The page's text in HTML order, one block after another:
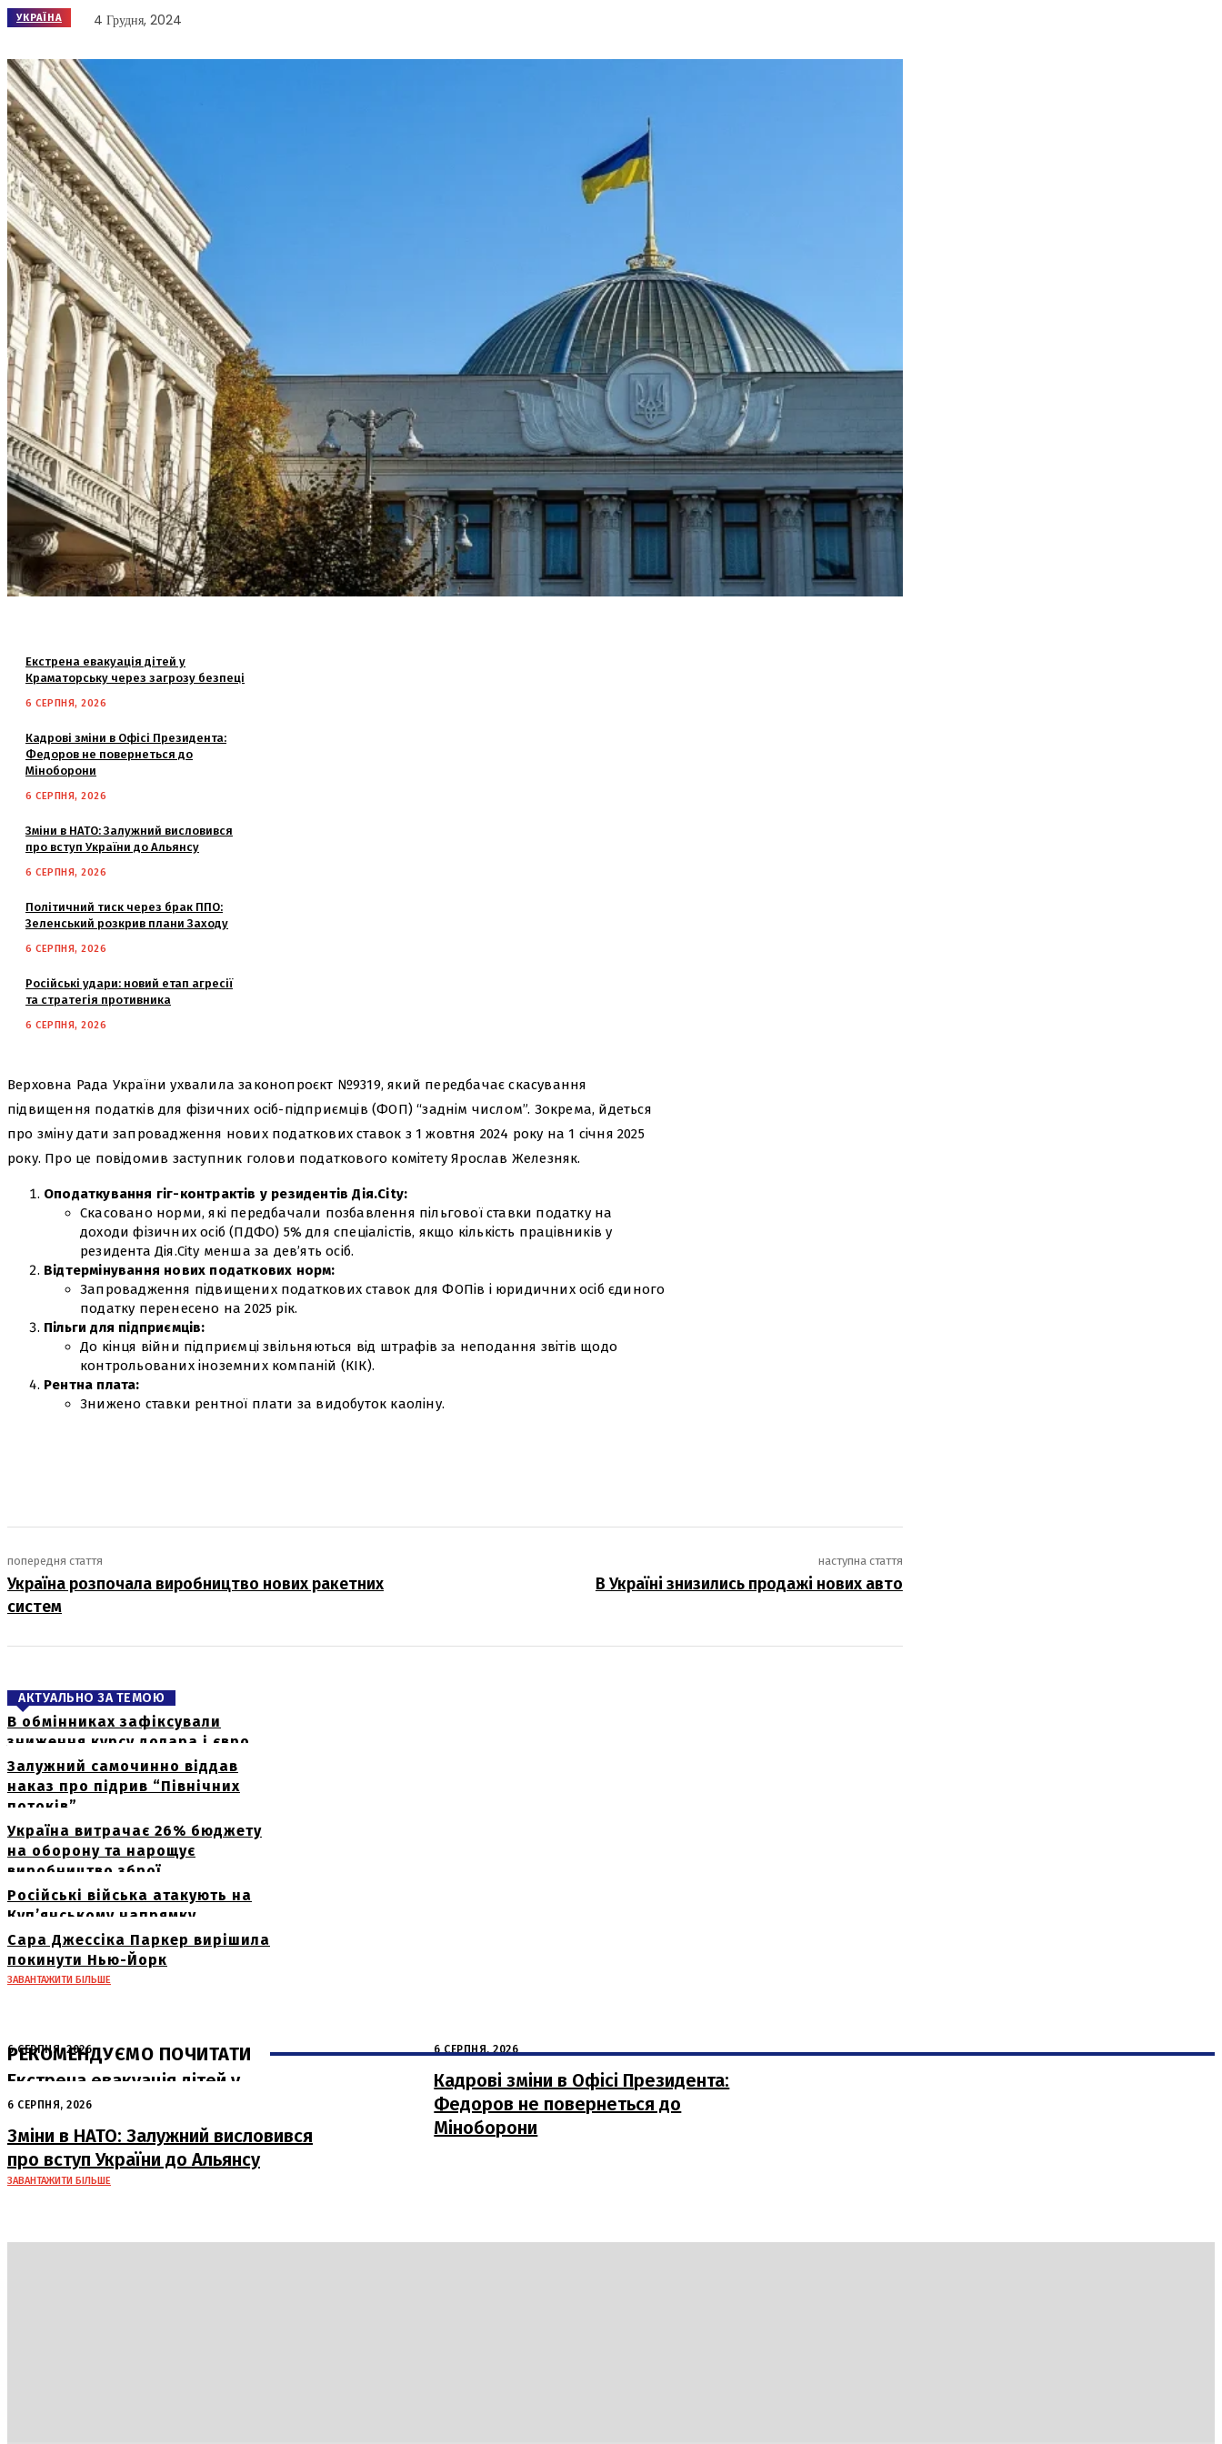
УКРАЇНА 4 Грудня, 2024
Екстрена евакуація дітей у
Краматорську через загрозу безпеці
6 СЕРПНЯ, 2026
Кадрові зміни в Офісі Президента:
Федоров не повернеться до
Міноборони
6 СЕРПНЯ, 2026
Зміни в НАТО: Залужний висловився
про вступ України до Альянсу
6 СЕРПНЯ, 2026
Політичний тиск через брак ППО:
Зеленський розкрив плани Заходу
6 СЕРПНЯ, 2026
Російські удари: новий етап агресії
та стратегія противника
6 СЕРПНЯ, 2026
Верховна Рада України ухвалила законопроєкт №9319, який передбачає скасування
підвищення податків для фізичних осіб-підприємців (ФОП) “заднім числом”. Зокрема, йдеться
про зміну дати запровадження нових податкових ставок з 1 жовтня 2024 року на 1 січня 2025
року. Про це повідомив заступник голови податкового комітету Ярослав Железняк.
Оподаткування гіг-контрактів у резидентів Дія.City:
Скасовано норми, які передбачали позбавлення пільгової ставки податку на
доходи фізичних осіб (ПДФО) 5% для спеціалістів, якщо кількість працівників у
резидента Дія.City менша за дев’ять осіб.
Відтермінування нових податкових норм:
Запровадження підвищених податкових ставок для ФОПів і юридичних осіб єдиного
податку перенесено на 2025 рік.
Пільги для підприємців:
До кінця війни підприємці звільняються від штрафів за неподання звітів щодо
контрольованих іноземних компаній (КІК).
Рентна плата:
Знижено ставки рентної плати за видобуток каоліну.
попередня стаття
Україна розпочала виробництво нових ракетних
систем
наступна стаття
В Україні знизились продажі нових авто
АКТУАЛЬНО ЗА ТЕМОЮ
В обмінниках зафіксували
зниження курсу долара і євро
Залужний самочинно віддав
наказ про підрив “Північних
потоків”
Україна витрачає 26% бюджету
на оборону та нарощує
виробництво зброї
Російські війська атакують на
Куп’янському напрямку
Сара Джессіка Паркер вирішила
покинути Нью-Йорк
ЗАВАНТАЖИТИ БІЛЬШЕ
РЕКОМЕНДУЄМО ПОЧИТАТИ
6 СЕРПНЯ, 2026
Екстрена евакуація дітей у
Краматорську через загрозу безпеці
6 СЕРПНЯ, 2026
Кадрові зміни в Офісі Президента:
Федоров не повернеться до
Міноборони
6 СЕРПНЯ, 2026
Зміни в НАТО: Залужний висловився
про вступ України до Альянсу
ЗАВАНТАЖИТИ БІЛЬШЕ